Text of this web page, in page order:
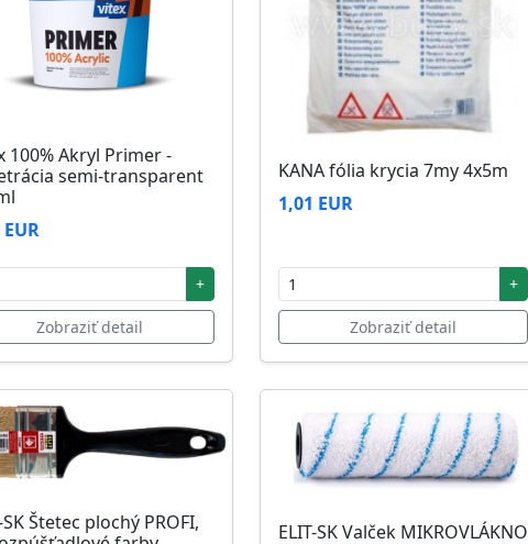
100% Akryl Primer -
semi-transparent
+
Zobraziť detail
KANA fólia krycia 7my 4x5m
1,01 EUR
+
Zobraziť detail
SK Štetec plochý PROFI,
ELIT-SK Valček MIKROVLÁKNO